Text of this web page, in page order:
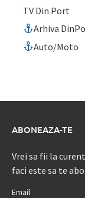
TV Din Port
Arhiva
Auto/Moto
ABONEAZA-TE
Vrei sa fii la
faci este sa te
Email